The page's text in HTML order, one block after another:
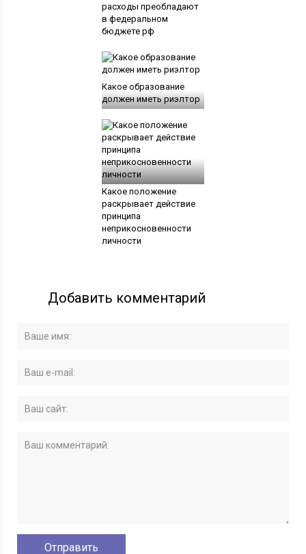
расходы преобладают
в федеральном
бюджете рф
Какое образование
должен иметь риэлтор
Какое положение
раскрывает действие
принципа
неприкосновенности
личности
Добавить комментарий